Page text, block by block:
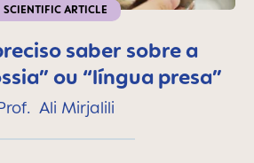
SCIENTIFIC ARTICLE
saber sobre a
ou “língua presa”
Ali Mirjalili